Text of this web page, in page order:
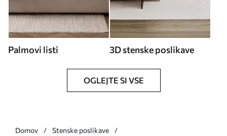
Palmovi listi 3D stenske poslikave
OGLEJTE SI VSE
Domov
Stenske poslikave